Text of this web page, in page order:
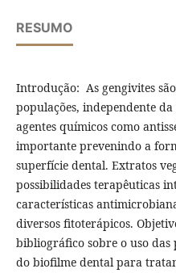
RESUMO
Introdução: As gengivites
populações, independente
agentes químicos como
importante prevenindo a
superfície dental. Extratos
possibilidades terapêuticas
características
diversos fitoterápicos.
bibliográfico sobre o uso
do biofilme dental para